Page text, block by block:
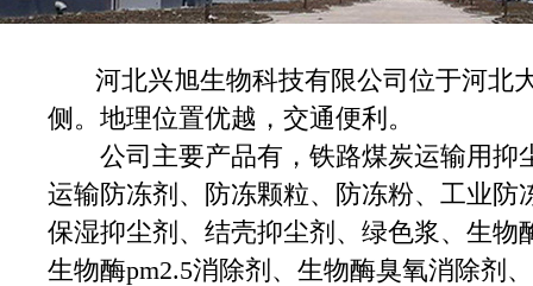
河北兴旭生物科技有限公司位于河北
侧。地理位置优越，交通便利。
公司主要产品有，铁路煤炭运输用抑
运输防冻剂、防冻颗粒、防冻粉、工业防
保湿抑尘剂、结壳抑尘剂、绿色浆、生物
生物酶pm2.5消除剂、生物酶臭氧消除剂